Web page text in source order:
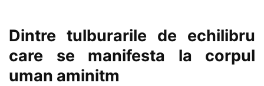
Dintre tulburarile de echilibru
care se manifesta la corpul
uman aminitm